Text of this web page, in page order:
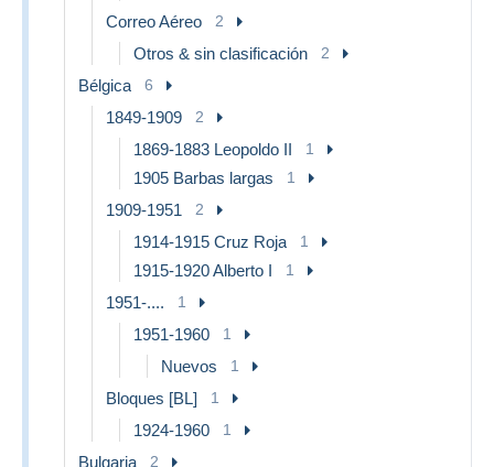
Correo Aéreo 2
Otros & sin clasificación 2
Bélgica 6
1849-1909 2
1869-1883 Leopoldo II 1
1905 Barbas largas 1
1909-1951 2
1914-1915 Cruz Roja 1
1915-1920 Alberto I 1
1951-.... 1
1951-1960 1
Nuevos 1
Bloques [BL] 1
1924-1960 1
Bulgaria 2